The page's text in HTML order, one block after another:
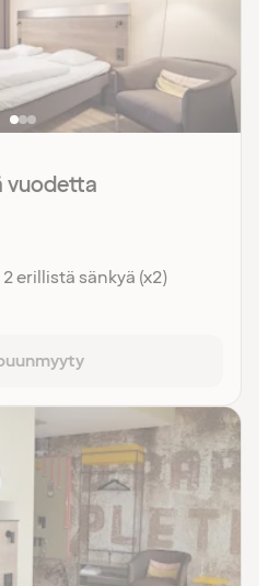
vuodetta
erillistä sänkyä (x2)